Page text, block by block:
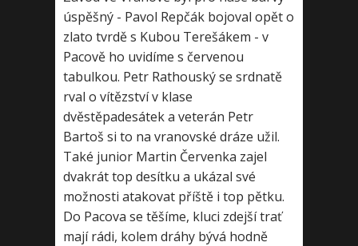
úspěšný - Pavol Repčák bojoval opět o
zlato tvrdě s Kubou Terešákem - v
Pacově ho uvidíme s červenou
tabulkou. Petr Rathouský se srdnatě
rval o vítězství v klase
dvěstěpadesátek a veterán Petr
Bartoš si to na vranovské dráze užil.
Také junior Martin Červenka zajel
dvakrát top desítku a ukázal své
možnosti atakovat příště i top pětku.
Do Pacova se těšíme, kluci zdejší trať
mají rádi, kolem dráhy bývá hodně